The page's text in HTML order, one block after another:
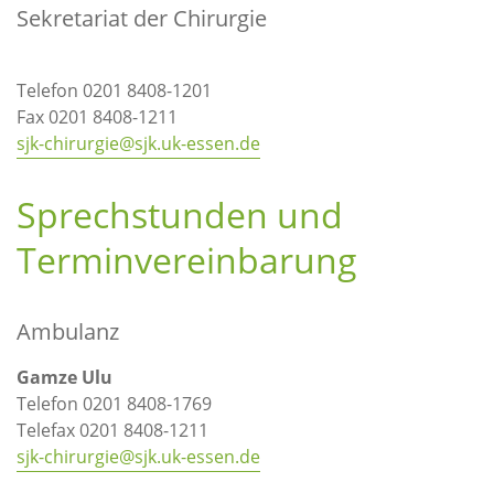
Sekretariat der Chirurgie
Telefon 0201 8408-1201
Fax 0201 8408-1211
sjk-chirurgie@sjk.uk-essen.de
Sprechstunden und
Terminvereinbarung
Ambulanz
Gamze Ulu
Telefon 0201 8408-1769
Telefax 0201 8408-1211
sjk-chirurgie@sjk.uk-essen.de